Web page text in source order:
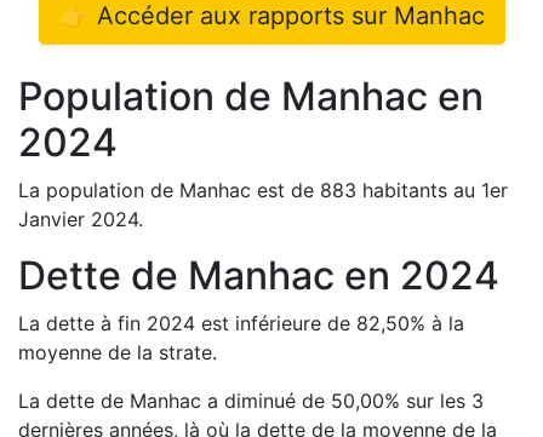
👉 Accéder aux rapports sur Manhac
Population de Manhac en
2024
La population de Manhac est de 883 habitants au 1er
Janvier 2024.
Dette de Manhac en 2024
La dette à fin 2024 est inférieure de 82,50% à la
moyenne de la strate.
La dette de Manhac a diminué de 50,00% sur les 3
dernières années, là où la dette de la moyenne de la